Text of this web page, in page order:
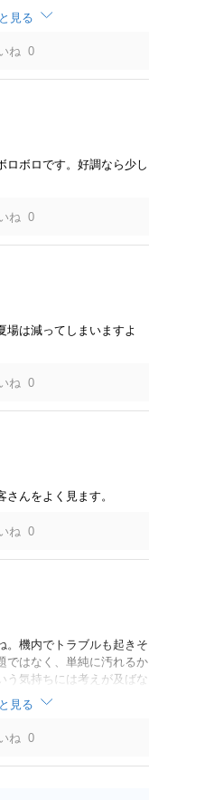
大学（大阪）137名、安田
福岡大学62名、名桜大学
べるような内容でもない。
意識アンケート結果」に
見る
0
ロボロです。好調なら少し
0
場は減ってしまいますよ
0
んをよく見ます。
0
。機内でトラブルも起きそ
ではなく、単純に汚れるか
う気持ちには考えが及ばな
いっそ、荷物棚を撤去した
も荷物も含んだプランとす
分けてもらった方がシンプ
どんどん料金が細分化され
見る
0